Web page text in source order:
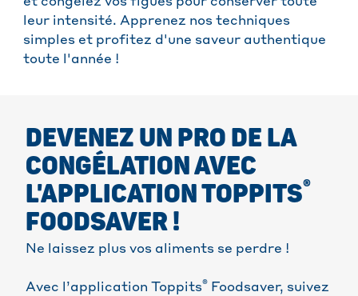
leur intensité. Apprenez nos techniques
simples et profitez d'une saveur authentique
toute l'année !
DEVENEZ UN PRO DE LA
CONGÉLATION AVEC
L'APPLICATION TOPPITS®
FOODSAVER !
Ne laissez plus vos aliments se perdre !
Avec l’application Toppits® Foodsaver, suivez